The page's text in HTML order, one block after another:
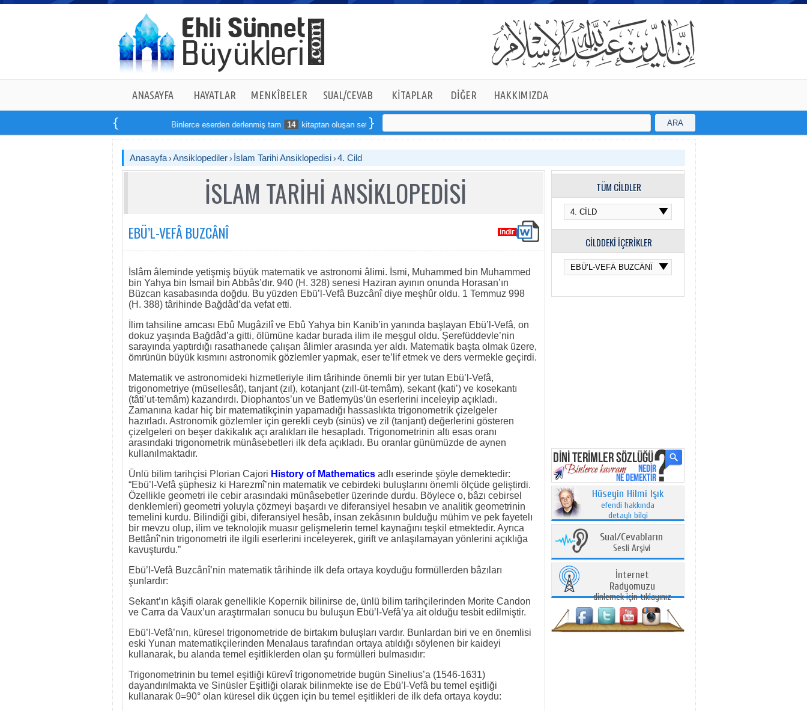
ANASAYFA HAYATLAR MENKÎBELER SUAL/CEVAB KİTAPLAR DİĞER HAKKIMIZDA
Binlerce eserden derlenmiş tam 14 kitaptan oluşan seti online sipariş verebilirsiniz ARA
Anasayfa Ansiklopediler İslam Tarihi Ansiklopedisi 4. Cild
İSLAM TARİHİ ANSİKLOPEDİSİ
EBÜ’L-VEFÂ BUZCÂNÎ
İslâm âleminde yetişmiş büyük matematik ve astronomi âlimi. İsmi, Muhammed bin Muhammed
bin Yahya bin İsmail bin Abbâs’dır. 940 (H. 328) senesi Haziran ayının onunda Horasan’ın
Büzcan kasabasında doğdu. Bu yüzden Ebü’l-Vefâ Buzcânî diye meşhûr oldu. 1 Temmuz 998
(H. 388) târihinde Bağdâd’da vefat etti.
İlim tahsiline amcası Ebû Mugâzilî ve Ebû Yahya bin Kanib’in yanında başlayan Ebü’l-Vefâ, on
dokuz yaşında Bağdâd’a gitti, ölümüne kadar burada ilim ile meşgul oldu. Şerefüddevle’nin
sarayında yaptırdığı rasathanede çalışan âlimler arasında yer aldı. Matematik başta olmak üzere,
ömrünün büyük kısmını astronomik gözlemler yapmak, eser te’lif etmek ve ders vermekle geçirdi.
Matematik ve astronomideki hizmetleriyle ilim târihinde önemli bir yer tutan Ebü’l-Vefâ,
trigonometriye (müsellesât), tanjant (zıl), kotanjant (zıll-üt-temâm), sekant (kati’) ve kosekantı
(tâti’ut-temâm) kazandırdı. Diophantos’un ve Batlemyüs’ün eserlerini inceleyip açıkladı.
Zamanına kadar hiç bir matematikçinin yapamadığı hassaslıkta trigonometrik çizelgeler
hazırladı. Astronomik gözlemler için gerekli ceyb (sinüs) ve zil (tanjant) değerlerini gösteren
çizelgeleri on beşer dakikalık açı aralıkları ile hesapladı. Trigonometrinin altı esas oranı
arasındaki trigonometrik münâsebetleri ilk defa açıkladı. Bu oranlar günümüzde de aynen
kullanılmaktadır.
Ünlü bilim tarihçisi Plorian Cajori History of Mathematics adlı eserinde şöyle demektedir:
“Ebü’l-Vefâ şüphesiz ki Harezmî’nin matematik ve cebirdeki buluşlarını önemli ölçüde geliştirdi.
Özellikle geometri ile cebir arasındaki münâsebetler üzerinde durdu. Böylece o, bâzı cebirsel
denklemleri) geometri yoluyla çözmeyi başardı ve diferansiyel hesabın ve analitik geometrinin
temelini kurdu. Bilindiği gibi, diferansiyel hesâb, insan zekâsının bulduğu mühim ve pek fayetelı
bir mevzu olup, ilim ve teknolojik muasır gelişmelerin temel kaynağını teşkil etmektedir. Ayrıca
Bettânî’nin trigonometri ile ilgili eserlerini inceleyerek, girift ve anlaşılamayan yönlerini açıklığa
kavuşturdu.”
Ebü’l-Vefâ Buzcânî’nin matematik târihinde ilk defa ortaya koyduğu formüllerden bâzıları
şunlardır:
Sekant’ın kâşifi olarak genellikle Kopernik bilinirse de, ünlü bilim tarihçilerinden Morite Candon
ve Carra da Vaux’un araştırmaları sonucu bu buluşun Ebü’l-Vefâ’ya ait olduğu tesbit edilmiştir.
Ebü’l-Vefâ’nın, küresel trigonometride de birtakım buluşları vardır. Bunlardan biri ve en önemlisi
eski Yunan matematikçilerinden Menalaus tarafından ortaya atıldığı söylenen bir kaideyi
kullanarak, bu alanda temel eşitliklerden olan şu formülleri bulmasıdır:
Trigonometrinin bu temel eşitliği kürevî trigonometride bugün Sinelius’a (1546-1631)
dayandırılmakta ve Sinüsler Eşitliği olarak bilinmekte ise de Ebü’l-Vefâ bu temel eşitliği
kullanarak 0=90° olan küresel dik üçgen için bu temel eşitlikleri de ilk defa ortaya koydu:
TÜM CİLDLER
CİLDDEKİ İÇERİKLER
Hüseyin Hilmi Işık
efendi hakkında
detaylı bilgi
Sual/Cevabların
Sesli Arşivi
İnternet
Radyomuzu
dinlemek için tıklayınız